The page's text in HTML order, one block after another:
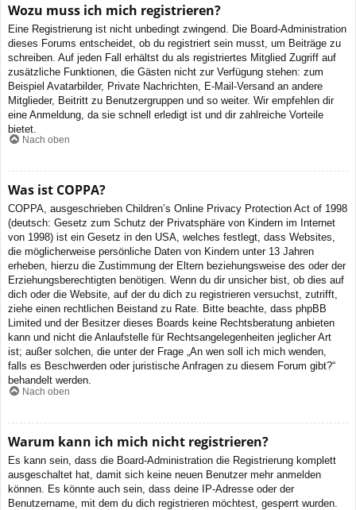
Wozu muss ich mich registrieren?
Eine Registrierung ist nicht unbedingt zwingend. Die Board-Administration
dieses Forums entscheidet, ob du registriert sein musst, um Beiträge zu
schreiben. Auf jeden Fall erhältst du als registriertes Mitglied Zugriff auf
zusätzliche Funktionen, die Gästen nicht zur Verfügung stehen: zum
Beispiel Avatarbilder, Private Nachrichten, E-Mail-Versand an andere
Mitglieder, Beitritt zu Benutzergruppen und so weiter. Wir empfehlen dir
eine Anmeldung, da sie schnell erledigt ist und dir zahlreiche Vorteile
bietet.
Nach oben
Was ist COPPA?
COPPA, ausgeschrieben Children’s Online Privacy Protection Act of 1998
(deutsch: Gesetz zum Schutz der Privatsphäre von Kindern im Internet
von 1998) ist ein Gesetz in den USA, welches festlegt, dass Websites,
die möglicherweise persönliche Daten von Kindern unter 13 Jahren
erheben, hierzu die Zustimmung der Eltern beziehungsweise des oder der
Erziehungsberechtigten benötigen. Wenn du dir unsicher bist, ob dies auf
dich oder die Website, auf der du dich zu registrieren versuchst, zutrifft,
ziehe einen rechtlichen Beistand zu Rate. Bitte beachte, dass phpBB
Limited und der Besitzer dieses Boards keine Rechtsberatung anbieten
kann und nicht die Anlaufstelle für Rechtsangelegenheiten jeglicher Art
ist; außer solchen, die unter der Frage „An wen soll ich mich wenden,
falls es Beschwerden oder juristische Anfragen zu diesem Forum gibt?“
behandelt werden.
Nach oben
Warum kann ich mich nicht registrieren?
Es kann sein, dass die Board-Administration die Registrierung komplett
ausgeschaltet hat, damit sich keine neuen Benutzer mehr anmelden
können. Es könnte auch sein, dass deine IP-Adresse oder der
Benutzername, mit dem du dich registrieren möchtest, gesperrt wurden.